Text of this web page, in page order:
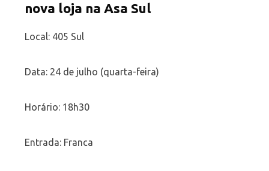
nova loja na Asa Sul
Local: 405 Sul
Data: 24 de julho (quarta-feira)
Horário: 18h30
Entrada: Franca